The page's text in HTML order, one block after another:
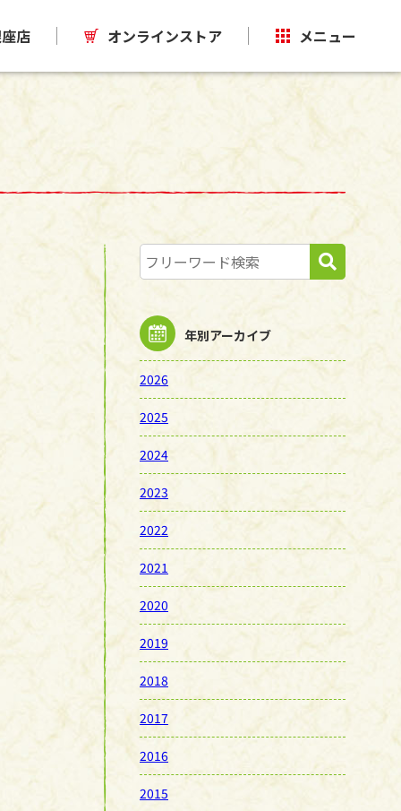
店 オンラインストア メニュー
年別アーカイブ
2026
2025
2024
2023
2022
2021
2020
2019
2018
2017
2016
2015